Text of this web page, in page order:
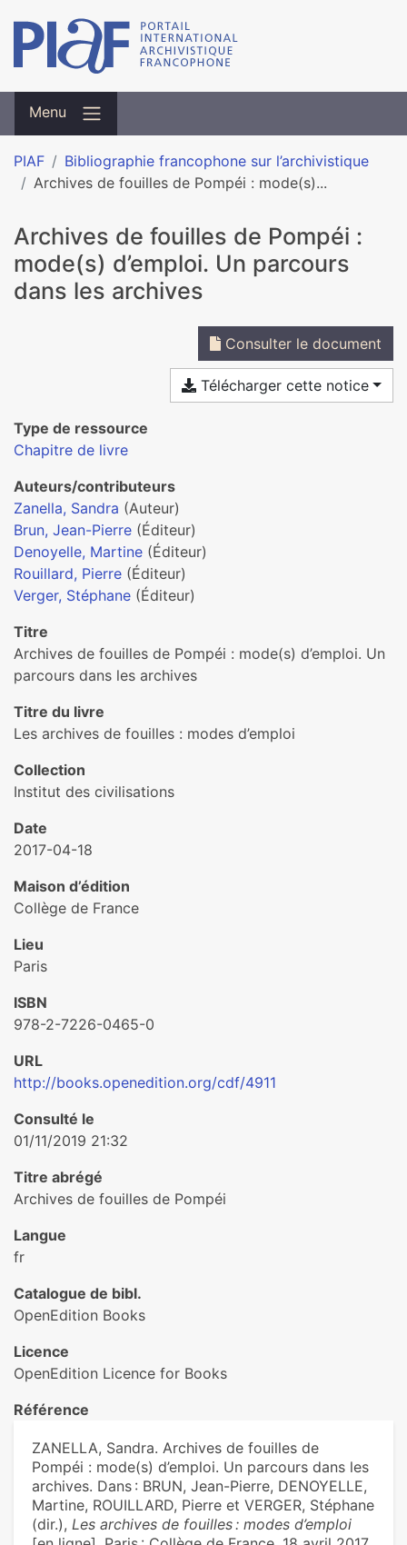
Menu
PIAF
Bibliographie francophone sur l’archivistique
Archives de fouilles de Pompéi : mode(s)...
Archives de fouilles de Pompéi :
mode(s) d’emploi. Un parcours
dans les archives
Consulter le document
Télécharger cette notice
Type de ressource
Chapitre de livre
Auteurs/contributeurs
Zanella, Sandra (Auteur)
Brun, Jean-Pierre (Éditeur)
Denoyelle, Martine (Éditeur)
Rouillard, Pierre (Éditeur)
Verger, Stéphane (Éditeur)
Titre
Archives de fouilles de Pompéi : mode(s) d’emploi. Un
parcours dans les archives
Titre du livre
Les archives de fouilles : modes d’emploi
Collection
Institut des civilisations
Date
2017-04-18
Maison d’édition
Collège de France
Lieu
Paris
ISBN
978-2-7226-0465-0
URL
http://books.openedition.org/cdf/4911
Consulté le
01/11/2019 21:32
Titre abrégé
Archives de fouilles de Pompéi
Langue
fr
Catalogue de bibl.
OpenEdition Books
Licence
OpenEdition Licence for Books
Référence
ZANELLA, Sandra. Archives de fouilles de
Pompéi : mode(s) d’emploi. Un parcours dans les
archives. Dans : BRUN, Jean-Pierre, DENOYELLE,
Martine, ROUILLARD, Pierre et VERGER, Stéphane
(dir.), Les archives de fouilles : modes d’emploi